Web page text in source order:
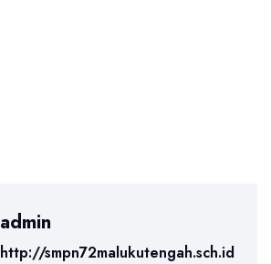
admin
http://smpn72malukutengah.sch.id